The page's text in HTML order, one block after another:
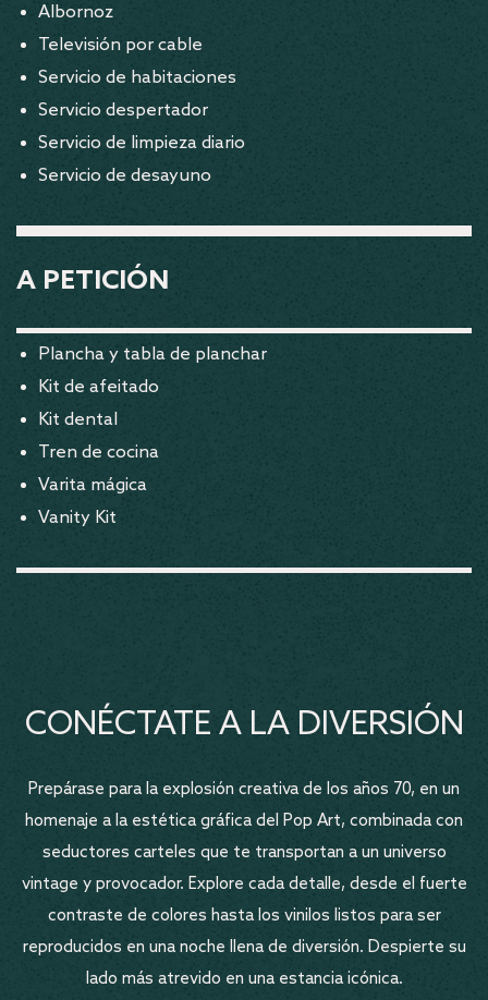
Albornoz
Televisión por cable
Servicio de habitaciones
Servicio despertador
Servicio de limpieza diario
Servicio de desayuno
A PETICIÓN
Plancha y tabla de planchar
Kit de afeitado
Kit dental
Tren de cocina
Varita mágica
Vanity Kit
CONÉCTATE A LA DIVERSIÓN
Prepárase para la explosión creativa de los años 70, en un
homenaje a la estética gráfica del Pop Art, combinada con
seductores carteles que te transportan a un universo
vintage y provocador. Explore cada detalle, desde el fuerte
contraste de colores hasta los vinilos listos para ser
reproducidos en una noche llena de diversión. Despierte su
lado más atrevido en una estancia icónica.